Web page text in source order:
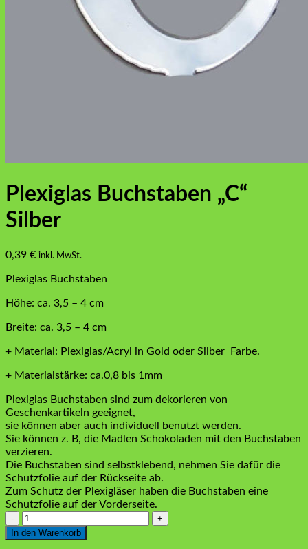
Plexiglas Buchstaben „C“
Silber
0,39 € inkl. MwSt.
Plexiglas Buchstaben
Höhe: ca. 3,5 – 4 cm
Breite: ca. 3,5 – 4 cm
+ Material: Plexiglas/Acryl in Gold oder Silber Farbe.
+ Materialstärke: ca.0,8 bis 1mm
Plexiglas Buchstaben sind zum dekorieren von
Geschenkartikeln geeignet,
sie können aber auch individuell benutzt werden.
Sie können z. B, die Madlen Schokoladen mit den Buchstaben
verzieren.
Die Buchstaben sind selbstklebend, nehmen Sie dafür die
Schutzfolie auf der Rückseite ab.
Zum Schutz der Plexigläser haben die Buchstaben eine
Schutzfolie auf der Vorderseite.
Plexiglas
Buchstaben
"C"
In den Warenkorb